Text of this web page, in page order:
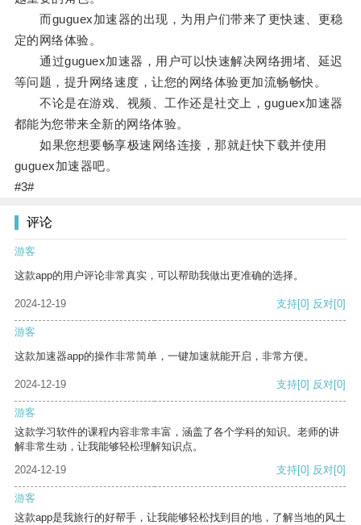
而guguex加速器的出现，为用户们带来了更快速、更稳
定的网络体验。
通过guguex加速器，用户可以快速解决网络拥堵、延迟
等问题，提升网络速度，让您的网络体验更加流畅畅快。
不论是在游戏、视频、工作还是社交上，guguex加速器
都能为您带来全新的网络体验。
如果您想要畅享极速网络连接，那就赶快下载并使用
guguex加速器吧。
#3#
评论
游客
这款app的用户评论非常真实，可以帮助我做出更准确的选择。
2024-12-19 支持[0] 反对[0]
游客
这款加速器app的操作非常简单，一键加速就能开启，非常方便。
2024-12-19 支持[0] 反对[0]
游客
这款学习软件的课程内容非常丰富，涵盖了各个学科的知识。老师的讲
解非常生动，让我能够轻松理解知识点。
2024-12-19
支持[0] 反对[0]
游客
这款app是我旅行的好帮手，让我能够轻松找到目的地，了解当地的风土